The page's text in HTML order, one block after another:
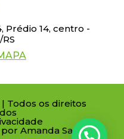
Prédio 14, centro -
Todos os direitos
Amanda Santos